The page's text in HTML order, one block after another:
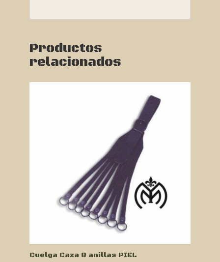
Productos
relacionados
Cuelga Caza 8 anillas PIEL